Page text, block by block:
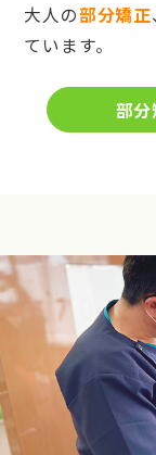
大人の部分矯正
ています。
部